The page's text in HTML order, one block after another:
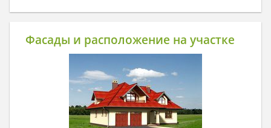
Фасады и расположение на участке